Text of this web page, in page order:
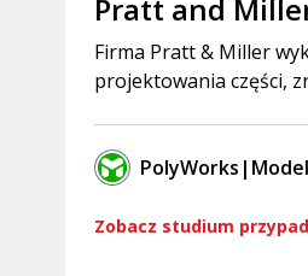
Pratt and
Firma Pratt & Miller
projektowania części,
Zobacz studium